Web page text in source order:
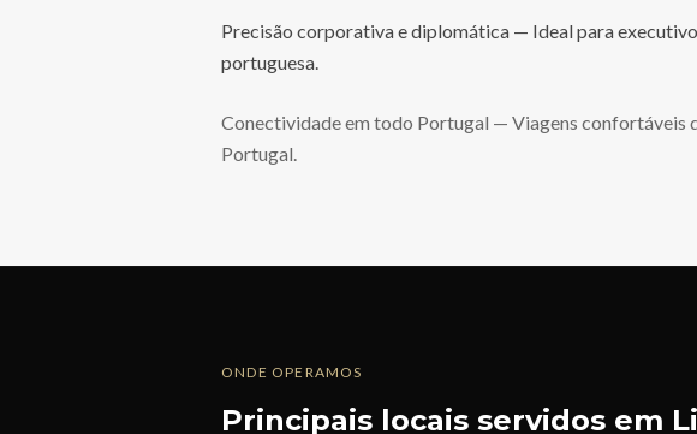
Precisão corporativa e diplomática — Ideal para
portuguesa.
Conectividade em todo Portugal — Viagens confortáveis
Portugal.
ONDE OPERAMOS
Principais locais servidos em